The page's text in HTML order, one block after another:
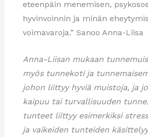
eteenpäin menemisen,
hyvinvoinnin ja minän
voimavaroja.” Sanoo Anna-Liisa
Anna-Liisan mukaan
myös tunnekoti ja
johon liittyy hyviä muistoja, ja
kaipuu tai turvallisuuden
tunteet liittyy esimerkiksi
ja vaikeiden tunteiden